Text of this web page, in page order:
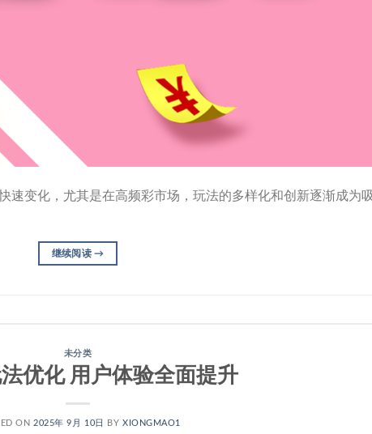
速变化，尤其是在高频彩市场，玩法的多样化和创新逐渐成为
继续阅读→
未分类
优化 用户体验全面提升
ON 2025年 9月 10日 BYXIONGMAO1